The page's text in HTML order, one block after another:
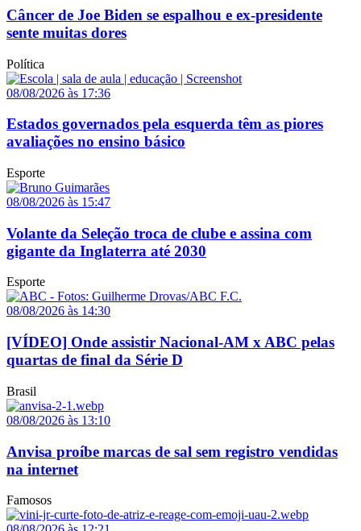
Câncer de Joe Biden se espalhou e ex-presidente
sente muitas dores
Política
08/08/2026 às 17:36
Estados governados pela esquerda têm as piores
avaliações no ensino básico
Esporte
08/08/2026 às 15:47
Volante da Seleção troca de clube e assina com
gigante da Inglaterra até 2030
Esporte
08/08/2026 às 14:30
[VÍDEO] Onde assistir Nacional-AM x ABC pelas
quartas de final da Série D
Brasil
08/08/2026 às 13:10
Anvisa proíbe marcas de sal sem registro vendidas
na internet
Famosos